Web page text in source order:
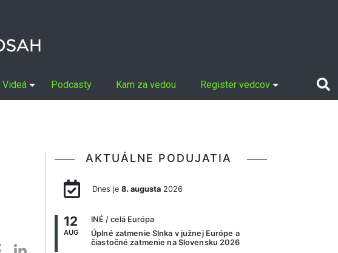
Videá Podcasty Kam za vedou Register vedcov
AKTUÁLNE PODUJATIA
Dnes je 8. augusta2026
12
AUG
INÉ / celá Európa
Úplné zatmenie Slnka v južnej Európe a
čiastočné zatmenie na Slovensku 2026